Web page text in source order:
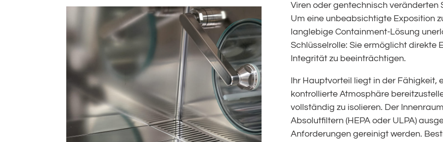
Viren oder gentechnisch
Um eine unbeabsichtigte Exposition
langlebige Containment-Lösung
Schlüsselrolle: Sie ermöglicht direkte
Integrität zu beeinträchtigen.
Ihr Hauptvorteil liegt in der Fähigkeit,
kontrollierte Atmosphäre
vollständig zu isolieren. Der
Absolutfiltern (HEPA oder ULPA)
Anforderungen gereinigt werden.